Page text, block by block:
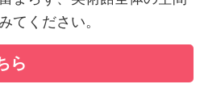
てください。
ら